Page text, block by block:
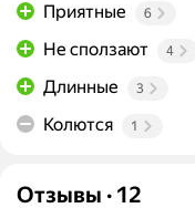
Приятные 6
Не сползают 4
Длинные 3
Колются 1
Отзывы · 12